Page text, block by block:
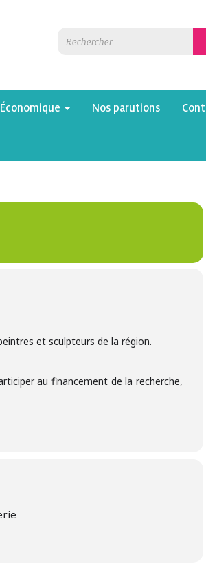
Nos parutions
et sculpteurs de la région.
au financement de la recherche,